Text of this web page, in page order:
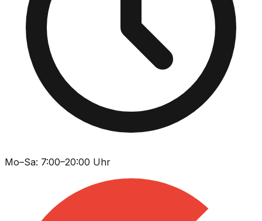
Mo–Sa: 7:00–20:00 Uhr